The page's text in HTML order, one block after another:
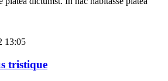
13:05
tristique